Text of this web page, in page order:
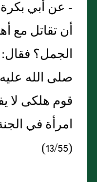
- عن أبي
أن تقاتل مع
الجمل؟
صلى الله
قوم هلكى لا
امرأة في
(13/55)